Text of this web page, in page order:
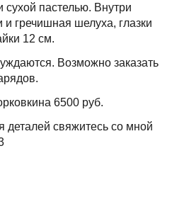
пастелью. Внутри
гречишная шелуха, глазки
12 см.
Возможно заказать
6500 руб.
деталей свяжитесь со мной